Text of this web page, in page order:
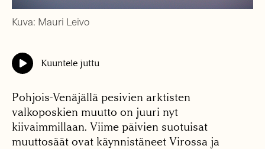
Kuva: Mauri Leivo
Kuuntele juttu
Pohjois-Venäjällä pesivien arktisten
valkoposkien muutto on juuri nyt
kiivaimmillaan. Viime päivien suotuisat
muuttosäät ovat käynnistäneet Virossa ja